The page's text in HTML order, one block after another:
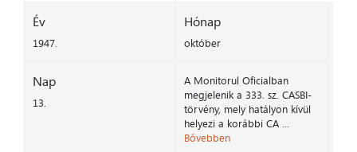
Év
1947.
Hónap
október
Nap
13.
A Monitorul Oficialban
megjelenik a 333. sz. CASBI-
törvény, mely hatályon kívül
helyezi a korábbi CA ...
Bővebben